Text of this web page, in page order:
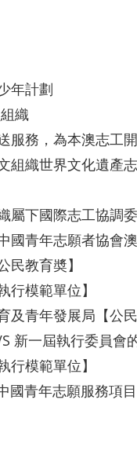
年計劃
織
服務，為本澳志工
組織世界文化遺產
下國際志工協調
國青年志願者協會
教育奬】
模範單位】
青年發展局【公民
新一屆執行委員會
模範單位】
青年志願服務項目